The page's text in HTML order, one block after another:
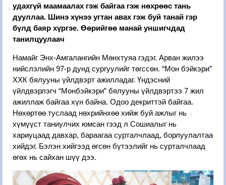
удахгүй маамаалах гэж байгаа гэж нөхрөөс тань
дууллаа. Шинэ хүнээ угтан авах гэж буй танай гэр
бүлд баяр хүргэе. Өөрийгөө манай уншигчдад
танилцуулаач
Намайг Энх-Амгалангийн Мөнхтуяа гэдэг. Арван жилээ
нийслэлийн 97-р дунд сургуулийг төгссөн. “Мон бэйкэри”
ХХК бялууны үйлдвэрт ажилладаг. Үндэсний
үйлдвэрлэгч “Монбэйкэри” бялууны үйлдвэртээ 7 жил
ажиллаж байгаа хүн байна. Одоо декриттэй байгаа.
Нөхөртөө туслаад нөхрийнхөө хийж буй ажлыг нь
хүмүүст таниулчих юмсан гээд л Сошиалыг нь
хариуцаад давхар, бараагаа сурталчлаад, борлуулалтаа
хийдэг. Бэлэн хийгээд өгсөн бүтээлийг нь сурталчлаад
өгөх нь сайхан шүү дээ.